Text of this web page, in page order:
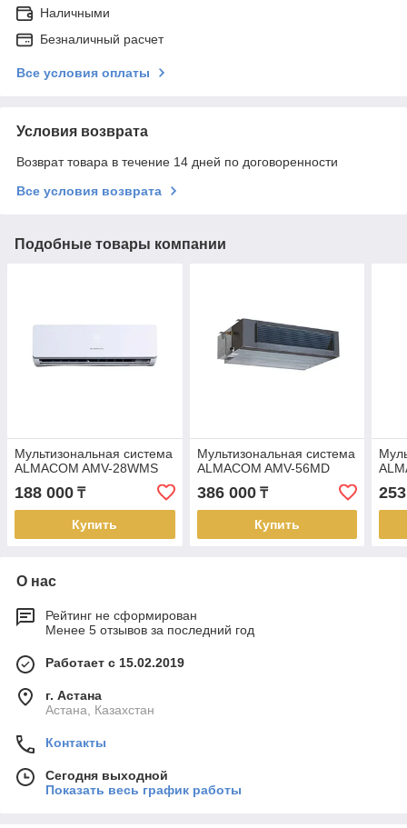
Наличными
Безналичный расчет
Все условия оплаты
Условия возврата
Возврат товара в течение 14 дней по договоренности
Все условия возврата
Подобные товары компании
Мультизональная система
ALMACOM AMV-28WMS
188 000 ₸
Купить
Мультизональная система
ALMACOM AMV-56MD
386 000₸
Купить
О нас
Рейтинг не сформирован
Менее 5 отзывов за последний год
Работает с 15.02.2019
г. Астана
Астана, Казахстан
Контакты
Сегодня выходной
Показать весь график работы